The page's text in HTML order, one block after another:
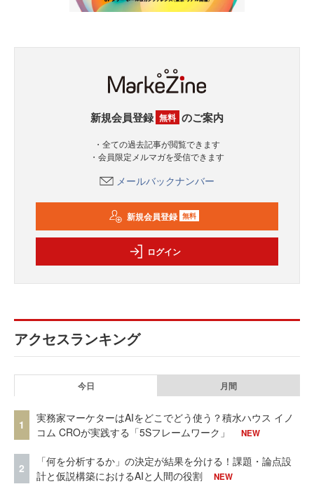
新規会員登録 無料 のご案内
・全ての過去記事が閲覧できます
・会員限定メルマガを受信できます
メールバックナンバー
新規会員登録 無料
ログイン
アクセスランキング
今日 月間
1
実務家マーケターはAIをどこでどう使う？積水ハウス イノ
コム CROが実践する「5Sフレームワーク」
NEW
2
「何を分析するか」の決定が結果を分ける！課題・論点設
計と仮説構築におけるAIと人間の役割
NEW